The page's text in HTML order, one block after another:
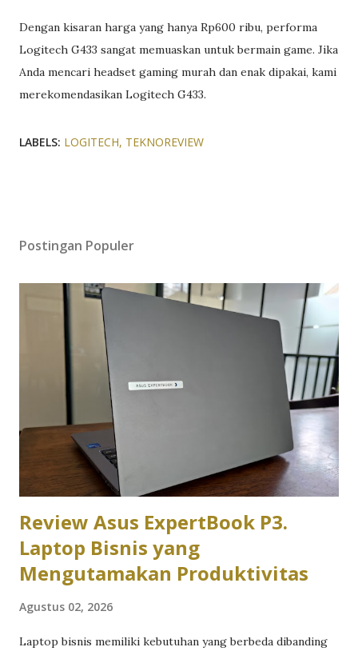
Dengan kisaran harga yang hanya Rp600 ribu, performa
Logitech G433 sangat memuaskan untuk bermain game. Jika
Anda mencari headset gaming murah dan enak dipakai, kami
merekomendasikan Logitech G433.
LABELS: LOGITECH TEKNOREVIEW
Postingan Populer
Review Asus ExpertBook P3.
Laptop Bisnis yang
Mengutamakan Produktivitas
Agustus 02, 2026
Laptop bisnis memiliki kebutuhan yang berbeda dibanding